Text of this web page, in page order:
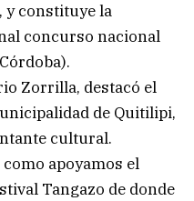
y constituye la
concurso nacional
Zorrilla, destacó el
de Quitilipi,
cultural.
apoyamos el
Tangazo de donde